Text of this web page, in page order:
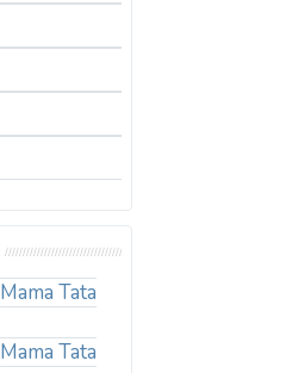
Mama Tata
Mama Tata